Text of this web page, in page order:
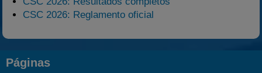
CSC 2026: Reglamento oficial
Páginas